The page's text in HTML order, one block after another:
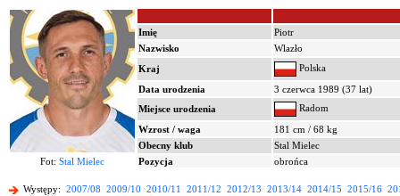
Imię
Piotr
Nazwisko
Wlazło
Kraj
Polska
Data urodzenia
3 czerwca 1989 (37 lat)
Miejsce urodzenia
Radom
Wzrost / waga
181 cm / 68 kg
Obecny klub
Stal Mielec
Fot: Stal Mielec Pozycja obrońca
Występy: 2007/08 2009/10 2010/11 2011/12 2012/13 2013/14 2014/15 2015/16